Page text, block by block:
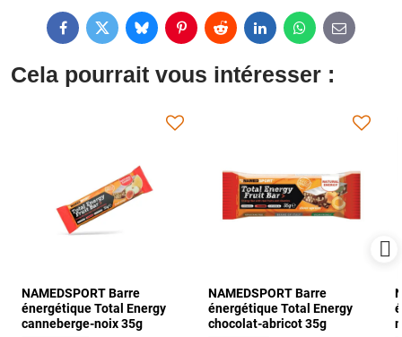
FacebookTwitterBlueskyPinterestReddit LinkedInWhatsApp
E-
mail
Cela pourrait vous intéresser :
NAMEDSPORT Barre
énergétique Total Energy
canneberge-noix 35g
NAMEDSPORT Barre
énergétique Total Energy
chocolat-abricot 35g